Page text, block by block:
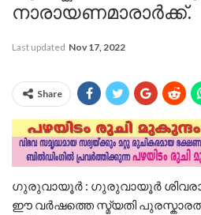
നാരായണമാരാർക്ക്.
Last updated Nov 17, 2022
Share
ഗുരുവായൂർ : ഗുരുവായൂർ
ഈ വർഷത്തെ സ്മ്യതി